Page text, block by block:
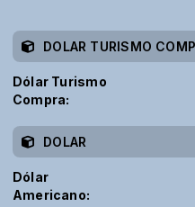
DOLAR TURISMO
Dólar Turismo
Compra:
DOLAR
Dólar
Americano: